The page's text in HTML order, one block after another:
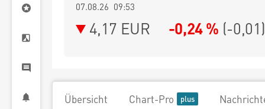
07.08.26 09:53
4,17 EUR -0,24 % (-0,01)
Übersicht Chart-Pro